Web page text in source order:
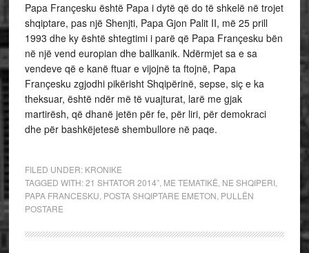
Papa Françesku është Papa i dytë që do të shkelë në trojet
shqiptare, pas një Shenjti, Papa Gjon Palit II, më 25 prill
1993 dhe ky është shtegtimi i parë që Papa Françesku bën
në një vend europian dhe ballkanik. Ndërmjet sa e sa
vendeve që e kanë ftuar e vijojnë ta ftojnë, Papa
Françesku zgjodhi pikërisht Shqipërinë, sepse, siç e ka
theksuar, është ndër më të vuajturat, larë me gjak
martirësh, që dhanë jetën për fe, për liri, për demokraci
dhe për bashkëjetesë shembullore në paqe.
FILED UNDER: KRONIKE
TAGGED WITH:21 SHTATOR 2014”, ME TEMATIKË NE SHQIPERI,
PAPA FRANCESKU POSTA SHQIPTARE EMETON PULLËN
POSTARE